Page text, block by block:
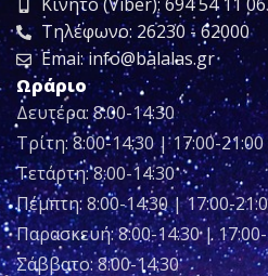
Τηλέφωνο: 26230 - 62000
Emai: info@balalas.gr
Ωράριο
Δευτέρα: 8:00-14:30
Τρίτη: 8:00-14:30 | 17:00-21:00
Τετάρτη: 8:00-14:30
Πέμπτη: 8:00-14:30 | 17:00-
Παρασκευή: 8:00-14:30 |
Σάββατο: 8:00-14:30